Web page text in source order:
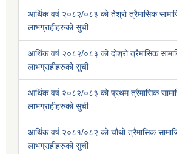
आर्थिक वर्ष २०८२/०८३ को तेश्रो त्रैमासिक
लाभग्राहीहरुको सुची
आर्थिक वर्ष २०८२/०८३ को दोश्रो त्रैमासिक
लाभग्राहीहरुको सुची
आर्थिक वर्ष २०८२/०८३ को प्रथम त्रैमासिक
लाभग्राहीहरुको सुची
आर्थिक वर्ष २०८१/०८२ को चौथो त्रैमासिक
लाभग्राहीहरुको सुची